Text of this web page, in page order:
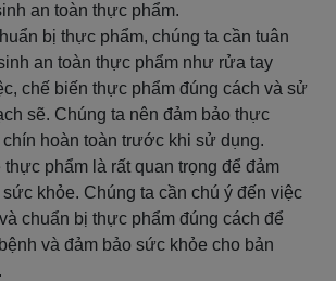
an toàn thực phẩm.
bị thực phẩm, chúng ta cần tuân
an toàn thực phẩm như rửa tay
chế biến thực phẩm đúng cách và sử
sẽ. Chúng ta nên đảm bảo thực
hoàn toàn trước khi sử dụng.
phẩm là rất quan trọng để đảm
khỏe. Chúng ta cần chú ý đến việc
chuẩn bị thực phẩm đúng cách để
và đảm bảo sức khỏe cho bản